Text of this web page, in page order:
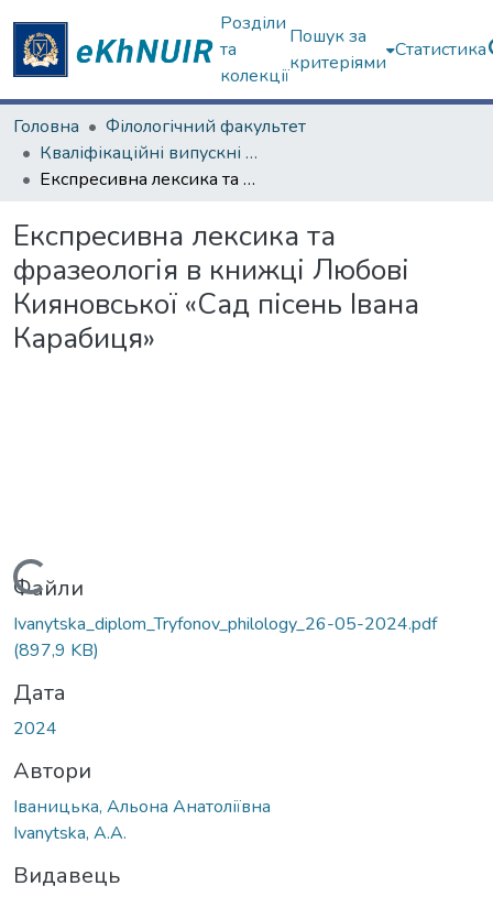
Розділи
та
колекції
Пошук за
критеріями
Статистика
Головна
Філологічний факультет
Кваліфікаційні випускні роботи бакалаврів. Філологічний факультет
Експресивна лексика та фразеологія в книжці Любові Кияновської «Сад пісень Івана Карабиця»
Експресивна лексика та
фразеологія в книжці Любові
Кияновської «Сад пісень Івана
Карабиця»
Вантажиться...
Файли
Ivanytska_diplom_Tryfonov_philology_26-05-2024.pdf
(897,9 KB)
Дата
2024
Автори
Іваницька, Альона Анатоліївна
Ivanytska, A.A.
Видавець